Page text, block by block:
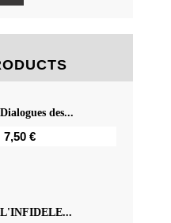
Dialogues des...
7,50 €
L'INFIDELE...